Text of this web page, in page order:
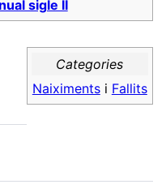
sigle II
Categories
Naiximentsi Fallits